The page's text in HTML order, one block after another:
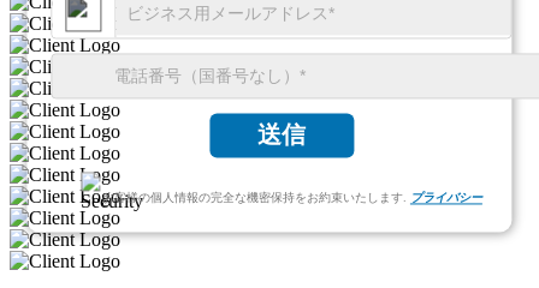
送信
お客様の個人情報の完全な機密保持をお約束いたします. プライバシー